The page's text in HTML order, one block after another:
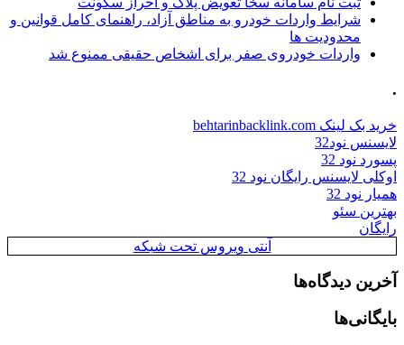
شرایط واردات خودرو به مناطق آزاد، راهنمای کامل قوانین و
محدودیت ها
واردات خودروی صفر برای اشخاص حقیقی ممنوع شد
.
خرید بک لینک behtarinbacklink.com
لایسنس نود32
پسورد نود 32
اوکلی لایسنس رایگان نود 32
همیار نود 32
بهترین سئو
رایگان
آنتی ویروس تحت شبکه
آخرین دیدگاه‌ها
بایگانی‌ها